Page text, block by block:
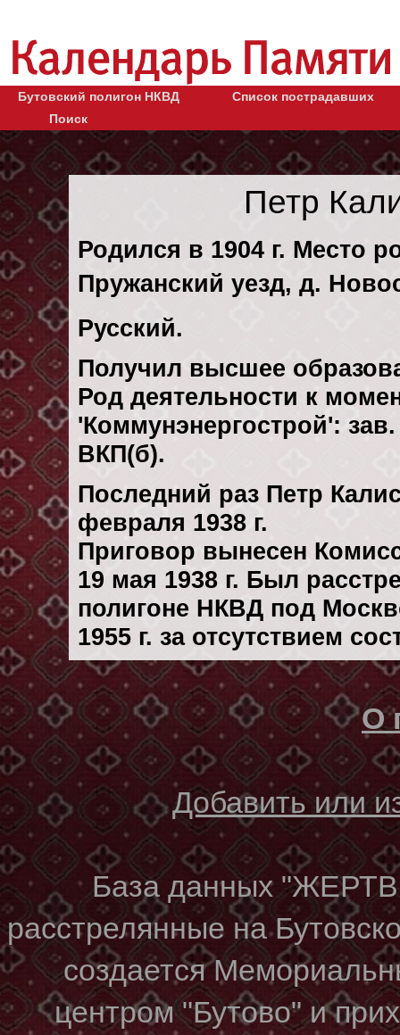
Бутовский полигон НКВД
Список пострадавших
Поиск
Петр
Родился в 1904 г. Место
Пружанский уезд, д.
Русский.
Получил высшее
Род деятельности к
'Коммунэнергострой':
ВКП(б).
Последний раз Петр
февраля 1938 г.
Приговор вынесен
19 мая 1938 г. Был
полигоне НКВД под
1955 г. за отсутствием
О
Добавить или
База данных
расстрелянные на
создается
центром "Бутово" и